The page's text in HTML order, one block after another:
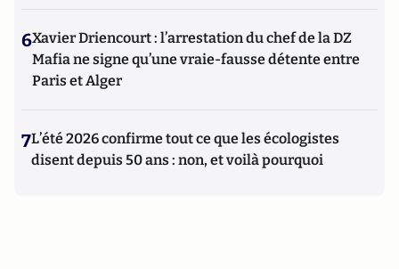
6Xavier Driencourt : l’arrestation du chef de la DZ
Mafia ne signe qu’une vraie-fausse détente entre
Paris et Alger
7L’été 2026 confirme tout ce que les écologistes
disent depuis 50 ans : non, et voilà pourquoi